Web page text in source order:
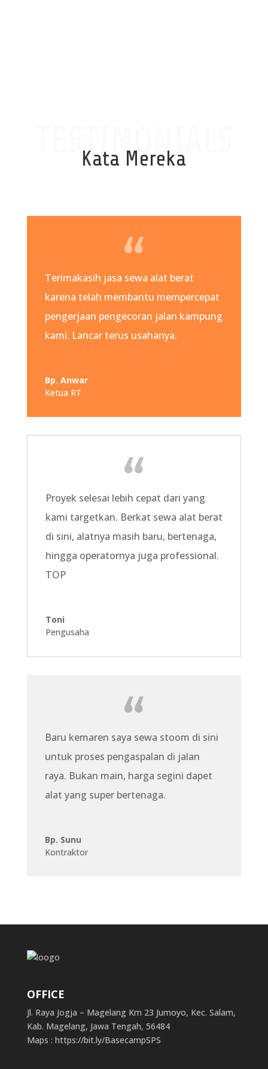
TESTIMONIALS
Kata Mereka
Terimakasih jasa sewa alat berat
karena telah membantu mempercepat
pengerjaan pengecoran jalan kampung
kami. Lancar terus usahanya.
Bp. Anwar
Ketua RT
Proyek selesai lebih cepat dari yang
kami targetkan. Berkat sewa alat berat
di sini, alatnya masih baru, bertenaga,
hingga operatornya juga professional.
TOP
Toni
Pengusaha
Baru kemaren saya sewa stoom di sini
untuk proses pengaspalan di jalan
raya. Bukan main, harga segini dapet
alat yang super bertenaga.
Bp. Sunu
Kontraktor
OFFICE
Jl. Raya Jogja – Magelang Km 23 Jumoyo, Kec. Salam,
Kab. Magelang, Jawa Tengah, 56484
Maps : https://bit.ly/BasecampSPS